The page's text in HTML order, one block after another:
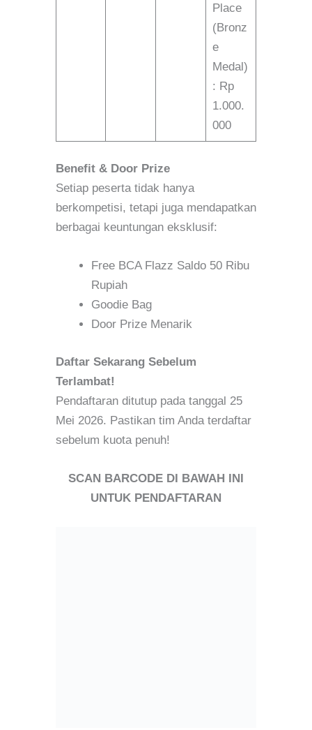
Place
(Bronz
e
Medal)
: Rp
1.000.
000
Benefit & Door Prize
Setiap peserta tidak hanya
berkompetisi, tetapi juga mendapatkan
berbagai keuntungan eksklusif:
Free BCA Flazz Saldo 50 Ribu
Rupiah
Goodie Bag
Door Prize Menarik
Daftar Sekarang Sebelum
Terlambat!
Pendaftaran ditutup pada tanggal 25
Mei 2026. Pastikan tim Anda terdaftar
sebelum kuota penuh!
SCAN BARCODE DI BAWAH INI
UNTUK PENDAFTARAN